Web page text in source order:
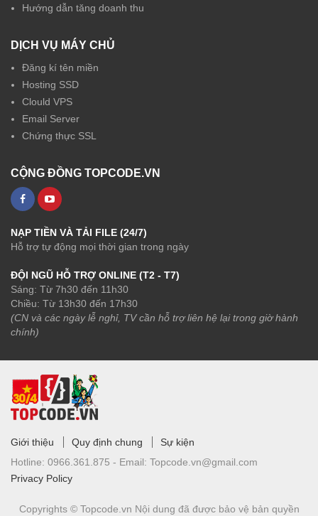
Hướng dẫn tăng doanh thu
DỊCH VỤ MÁY CHỦ
Đăng kí tên miền
Hosting SSD
Clould VPS
Email Server
Chứng thực SSL
CỘNG ĐỒNG TOPCODE.VN
NẠP TIỀN VÀ TẢI FILE (24/7)
Hỗ trợ tự động mọi thời gian trong ngày
ĐỘI NGŨ HỖ TRỢ ONLINE (T2 - T7)
Sáng: Từ 7h30 đến 11h30
Chiều: Từ 13h30 đến 17h30
(CN và các ngày lễ nghỉ, TV cần hỗ trợ liên hệ lại trong giờ hành
chính)
Giới thiệu Quy định chung
Sự kiện
Hotline: 0966.361.875 - Email: Topcode.vn@gmail.com
Privacy Policy
Copyrights © Topcode.vn Nội dung đã được bảo vệ bản quyền